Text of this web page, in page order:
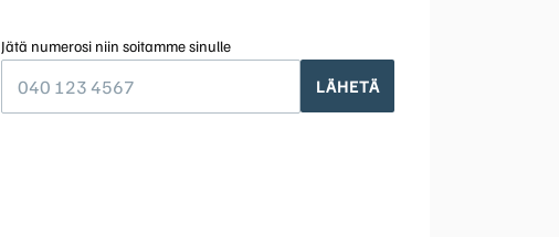
Jätä numerosi niin soitamme sinulle
LÄHETÄ